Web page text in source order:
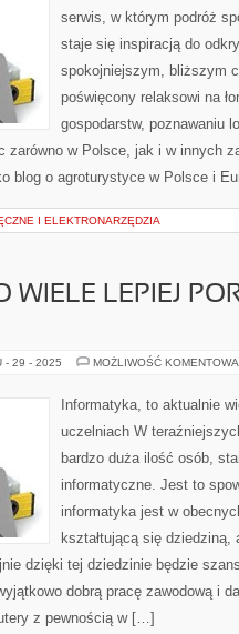
serwis, w którym podróż
staje się inspiracją do
spokojniejszym, bliższym
poświęcony relaksowi na
gospodarstw, poznawaniu
zarówno w Polsce, jak i w innych
blog o agroturystyce w Polsce i
I ELEKTRONARZĘDZIA
WIELE LEPIEJ
- 29 - 2025 MOŻLIWOŚĆ
Informatyka, to aktualnie
uczelniach W
bardzo duża ilość osób,
informatyczne. Jest to
informatyka jest w
kształtującą się
dzięki tej dziedzinie będzie
dobrą pracę zawodową i
z pewnością w […]